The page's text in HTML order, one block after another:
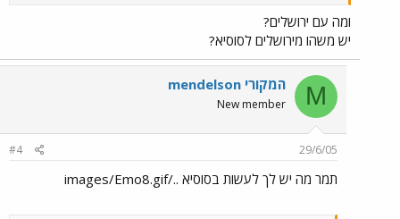
ומה עם ירושלים?
יש משהו מירושלים לסוסיא?
M mendelson המקורי
New member
29/6/05
#4
תמר מה יש לך לעשות בסוסיא ../images/Emo8.gif